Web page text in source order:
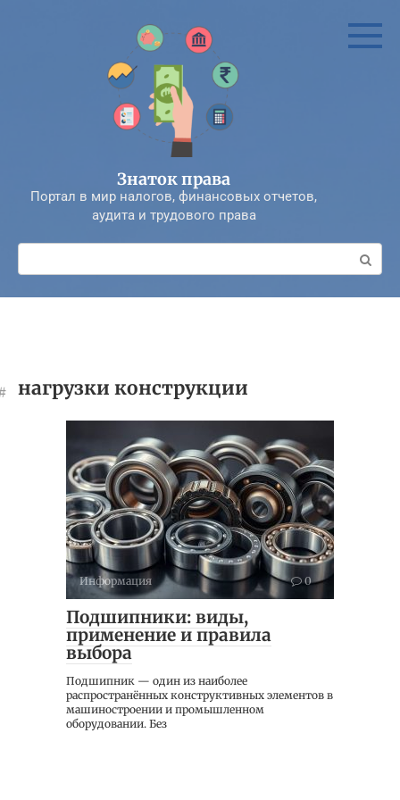
Знаток права
Портал в мир налогов, финансовых отчетов,
аудита и трудового права
Поиск:
нагрузки конструкции
Информация 0
Подшипники: виды,
применение и правила
выбора
Подшипник — один из наиболее
распространённых конструктивных элементов в
машиностроении и промышленном
оборудовании. Без